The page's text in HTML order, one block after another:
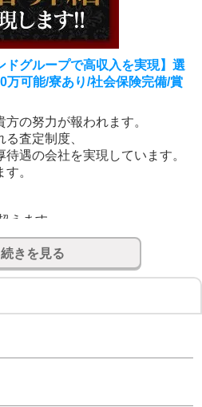
ドグループで高収入を実現】選
万可能/寮あり/社会保険完備/賞
の努力が報われます。
査定制度、
遇の会社を実現しています。
。
えます。
破。
。
険完備』
済みです。
現。
く。
せん。
続きを見る